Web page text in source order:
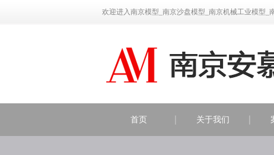
欢迎进入南京模型_南京沙盘模型_南京机械工业模型_
首页 关于我们